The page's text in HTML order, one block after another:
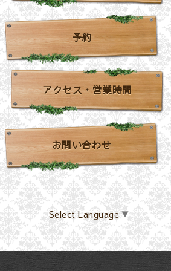
予約
アクセス・営業時間
お問い合わせ
Select Language▼